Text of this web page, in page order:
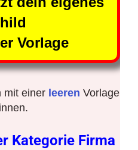
Vorlage
mit einer leeren Vorlage
Kategorie Firma